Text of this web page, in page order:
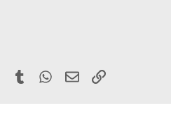
PinterestTumblr WhatsApp
EmailLink